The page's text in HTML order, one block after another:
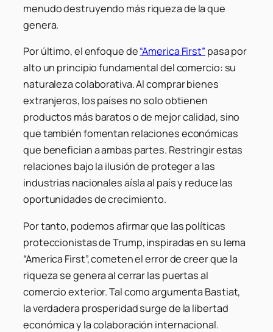
menudo destruyendo más riqueza de la que
genera.
Por último, el enfoque de“America First” pasa por
alto un principio fundamental del comercio: su
naturaleza colaborativa. Al comprar bienes
extranjeros, los países no solo obtienen
productos más baratos o de mejor calidad, sino
que también fomentan relaciones económicas
que benefician a ambas partes. Restringir estas
relaciones bajo la ilusión de proteger a las
industrias nacionales aísla al país y reduce las
oportunidades de crecimiento.
Por tanto, podemos afirmar que las políticas
proteccionistas de Trump, inspiradas en su lema
“America First”, cometen el error de creer que la
riqueza se genera al cerrar las puertas al
comercio exterior. Tal como argumenta Bastiat,
la verdadera prosperidad surge de la libertad
económica y la colaboración internacional.